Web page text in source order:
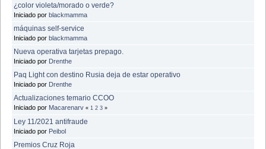
¿color violeta/morado o verde?
Iniciado por blackmamma
máquinas self-service
Iniciado por blackmamma
Nueva operativa tarjetas prepago.
Iniciado por Drenthe
Paq Light con destino Rusia deja de estar operativo
Iniciado por Drenthe
Actualizaciones temario CCOO
Iniciado por Macarenarv « 1 2 3 »
Ley 11/2021 antifraude
Iniciado por Peibol
Premios Cruz Roja